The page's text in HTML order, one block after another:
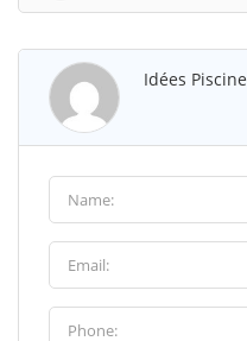
Idées Piscine